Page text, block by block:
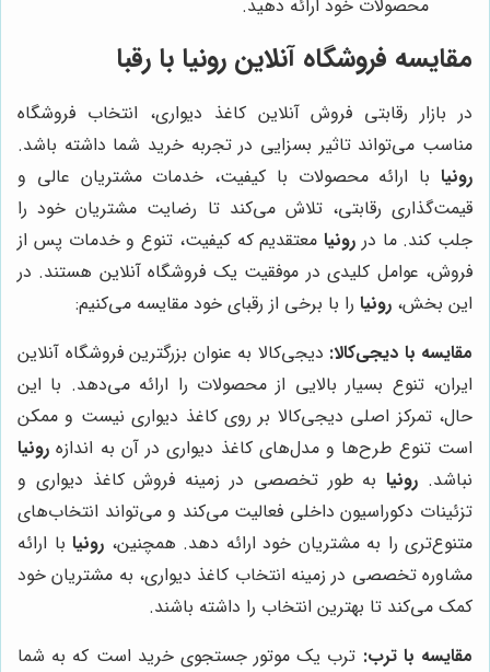
محصولات خود ارائه دهید.
مقایسه فروشگاه آنلاین رونیا با رقبا
در بازار رقابتی فروش آنلاین کاغذ دیواری، انتخاب فروشگاه
مناسب می‌تواند تاثیر بسزایی در تجربه خرید شما داشته باشد.
رونیا با ارائه محصولات با کیفیت، خدمات مشتریان عالی و
قیمت‌گذاری رقابتی، تلاش می‌کند تا رضایت مشتریان خود را
جلب کند. ما در رونیا معتقدیم که کیفیت، تنوع و خدمات پس از
فروش، عوامل کلیدی در موفقیت یک فروشگاه آنلاین هستند. در
این بخش، رونیا را با برخی از رقبای خود مقایسه می‌کنیم:
مقایسه با دیجی‌کالا: دیجی‌کالا به عنوان بزرگترین فروشگاه آنلاین
ایران، تنوع بسیار بالایی از محصولات را ارائه می‌دهد. با این
حال، تمرکز اصلی دیجی‌کالا بر روی کاغذ دیواری نیست و ممکن
است تنوع طرح‌ها و مدل‌های کاغذ دیواری در آن به اندازه رونیا
نباشد. رونیابه طور تخصصی در زمینه فروش کاغذ دیواری و
تزئینات دکوراسیون داخلی فعالیت می‌کند و می‌تواند انتخاب‌های
متنوع‌تری را به مشتریان خود ارائه دهد. همچنین، رونیا با ارائه
مشاوره تخصصی در زمینه انتخاب کاغذ دیواری، به مشتریان خود
کمک می‌کند تا بهترین انتخاب را داشته باشند.
مقایسه با ترب: ترب یک موتور جستجوی خرید است که به شما